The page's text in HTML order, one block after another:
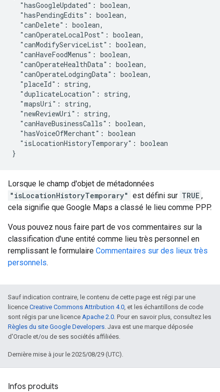
"hasGoogleUpdated":
"hasPendingEdits":
"canDelete":
"canOperateLocalPost":
"canModifyServiceList":
"canHaveFoodMenus":
"canOperateHealthData":
"canOperateLodgingData":
"placeId":
"duplicateLocation":
"mapsUri":
"newReviewUri":
"canHaveBusinessCalls":
"hasVoiceOfMerchant":
"isLocationHistoryTemporary": boolean
Lorsque le champ d'objet de métadonnées
"isLocationHistoryTemporary" est défini sur TRUE ,
cela signifie que Google Maps a classé le lieu comme PPP.
Vous pouvez nous faire part de vos commentaires sur la
classification d'une entité comme lieu très personnel en
remplissant le formulaire Commentaires sur des lieux très
personnels.
Sauf indication contraire, le contenu de cette page est régi par une
licence Creative Commons Attribution 4.0, et les échantillons de code
sont régis par une licence Apache 2.0. Pour en savoir plus, consultez les
Règles du site Google Developers. Java est une marque déposée
d'Oracle et/ou de ses sociétés affiliées.
Dernière mise à jour le 2025/08/29 (UTC).
Infos produits